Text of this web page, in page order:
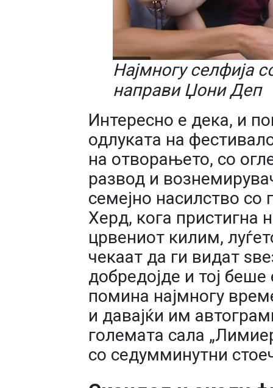
Најмногу селфија
направи Џони Деп
Интересно е дека, и
одлуката на
на отворањето, со
развод и
семејно насилство
Херд, кога пристигна
црвениот килим,
чекаат да ги видат
добредојде и тој
помина најмногу
и давајќи им
големата сала
со седумминутни